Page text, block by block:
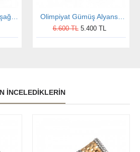
6.600 TL 5.400 TL
İNCELEDIKLERIN